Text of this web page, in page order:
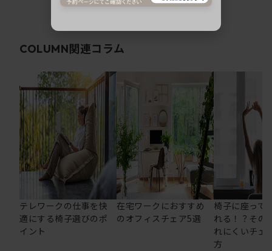
COLUMN関連コラム
テレワークの仕事を快
適にする椅子選びのポ
イント
在宅ワークにおすすめ
のオフィスチェア5選
椅子に座って
れる！？その
れにくいチェ
方